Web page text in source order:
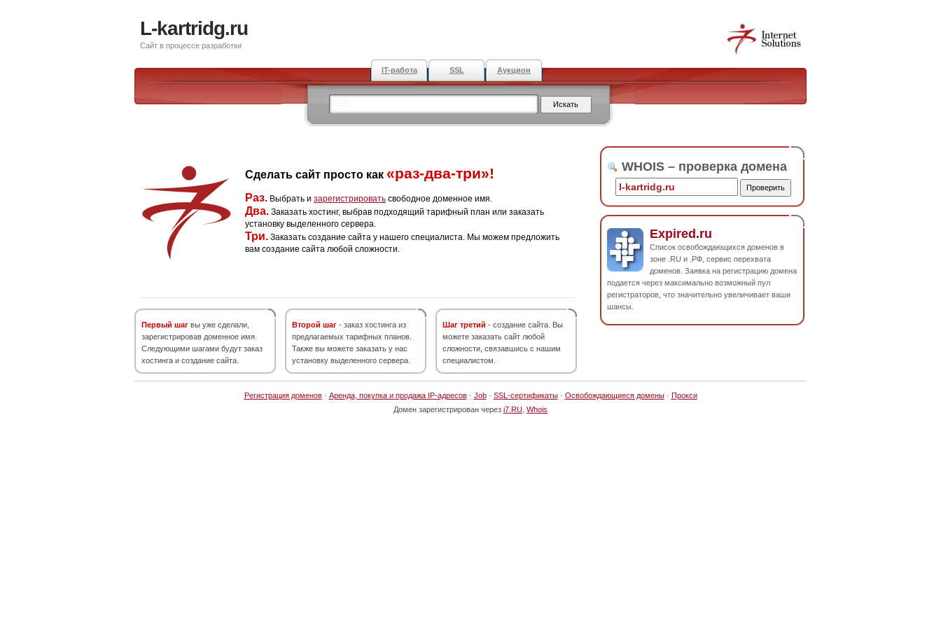
L-kartridg.ru
Сайт в процессе разработки
IT-работа SSL Аукцион
Сделать сайт просто как «раз-два-три»!
Раз. Выбрать и зарегистрировать свободное доменное имя.
Два. Заказать хостинг, выбрав подходящий тарифный план или заказать
установку выделенного сервера.
Три. Заказать создание сайта у нашего специалиста. Мы можем предложить
вам создание сайта любой сложности.
Первый шаг вы уже сделали,
зарегистрировав доменное имя.
Следующими шагами будут заказ
хостинга и создание сайта.
Второй шаг - заказ хостинга из
предлагаемых тарифных планов.
Также вы можете заказать у нас
установку выделенного сервера.
Шаг третий - создание сайта. Вы
можете заказать сайт любой
сложности, связавшись с нашим
специалистом.
WHOIS – проверка домена
Expired.ru
Список освобождающихся доменов в
зоне .RU и .РФ, сервис перехвата
доменов. Заявка на регистрацию домена
подается через максимально возможный пул
регистраторов, что значительно увеличивает ваши
шансы.
Регистрация доменов· Аренда, покупка и продажа IP-адресов· Job· SSL-сертификаты· Освобождающиеся домены· Прокси
Домен зарегистрирован через i7.RU Whois